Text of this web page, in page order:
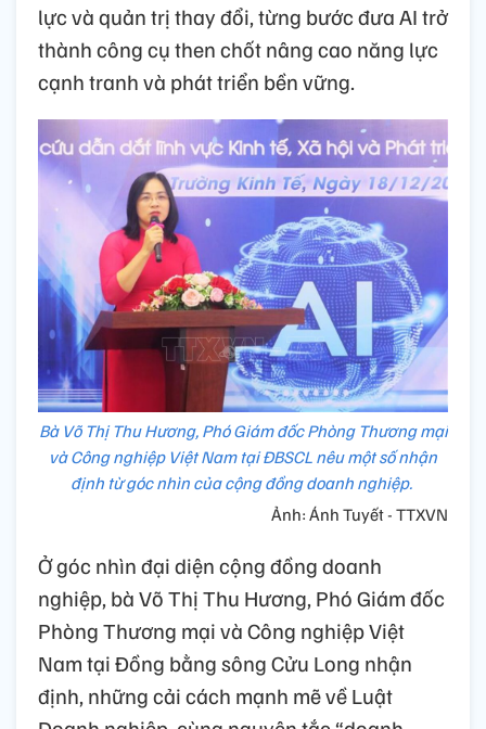
lực và quản trị thay đổi, từng bước đưa AI trở
thành công cụ then chốt nâng cao năng lực
cạnh tranh và phát triển bền vững.
Bà Võ Thị Thu Hương, Phó Giám đốc Phòng Thương mại
và Công nghiệp Việt Nam tại ĐBSCL nêu một số nhận
định từ góc nhìn của cộng đồng doanh nghiệp.
Ảnh: Ánh Tuyết - TTXVN
Ở góc nhìn đại diện cộng đồng doanh
nghiệp, bà Võ Thị Thu Hương, Phó Giám đốc
Phòng Thương mại và Công nghiệp Việt
Nam tại Đồng bằng sông Cửu Long nhận
định, những cải cách mạnh mẽ về Luật